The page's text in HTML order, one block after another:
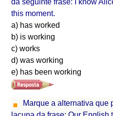
da seguinte frase: I know
this moment.
a) has worked
b) is working
c) works
d) was working
e) has been working
Marque a alternativa que